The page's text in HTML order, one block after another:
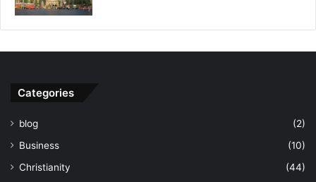
Categories
blog
(2)
Business
(10)
Christianity
(44)